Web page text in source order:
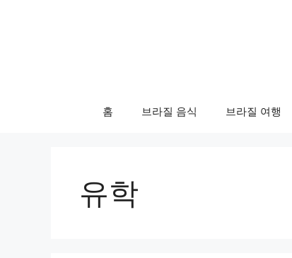
홈 브라질 음식 브라질 여행
유학